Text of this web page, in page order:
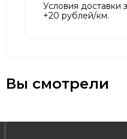
Условия
+20 рублей/км.
Вы смотрели